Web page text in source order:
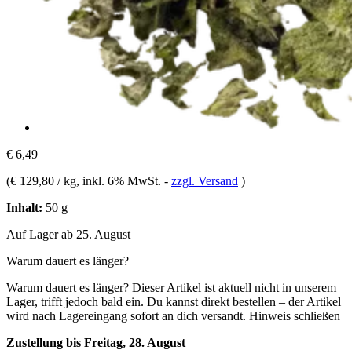
€ 6,49
(€ 129,80 / kg, inkl. 6% MwSt. - zzgl. Versand )
Inhalt: 50 g
Auf Lager ab 25. August
Warum dauert es länger?
Warum dauert es länger? Dieser Artikel ist aktuell nicht in unserem
Lager, trifft jedoch bald ein. Du kannst direkt bestellen – der Artikel
wird nach Lagereingang sofort an dich versandt. Hinweis schließen
Zustellung bis Freitag, 28. August